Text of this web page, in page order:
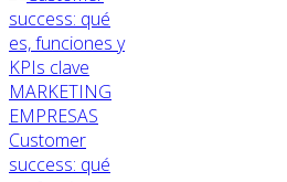
MARKETING
EMPRESAS
Customer
success: qué